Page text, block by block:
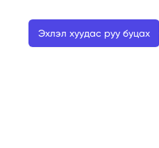
Эхлэл хуудас руу буцах